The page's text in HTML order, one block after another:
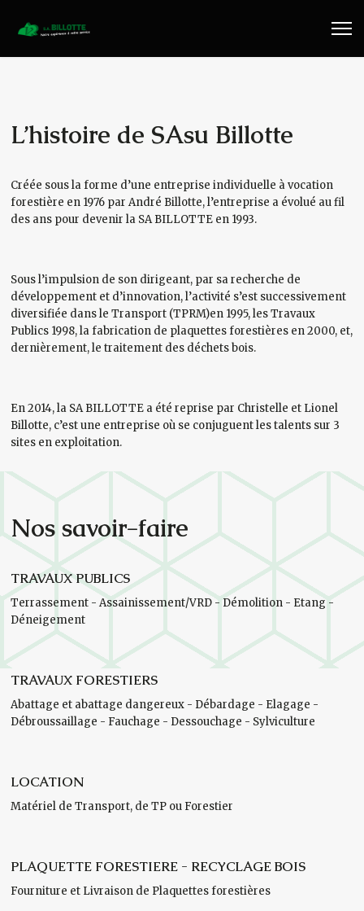
Travaux Forestiers
Traitement de Déchets Bois
Contact
L’histoire de SAsu Billotte
Créée sous la forme d’une entreprise individuelle à vocation
forestière en 1976 par André Billotte, l’entreprise a évolué au fil
des ans pour devenir la SA BILLOTTE en 1993.
Sous l’impulsion de son dirigeant, par sa recherche de
développement et d’innovation, l’activité s’est successivement
diversifiée dans le Transport (TPRM)en 1995, les Travaux
Publics 1998, la fabrication de plaquettes forestières en 2000, et,
dernièrement, le traitement des déchets bois.
En 2014, la SA BILLOTTE a été reprise par Christelle et Lionel
Billotte, c’est une entreprise où se conjuguent les talents sur 3
sites en exploitation.
Nos savoir-faire
TRAVAUX PUBLICS
Terrassement - Assainissement/VRD - Démolition - Etang -
Déneigement
TRAVAUX FORESTIERS
Abattage et abattage dangereux - Débardage - Elagage -
Débroussaillage - Fauchage - Dessouchage - Sylviculture
LOCATION
Matériel de Transport, de TP ou Forestier
PLAQUETTE FORESTIERE - RECYCLAGE BOIS
Fourniture et Livraison de Plaquettes forestières